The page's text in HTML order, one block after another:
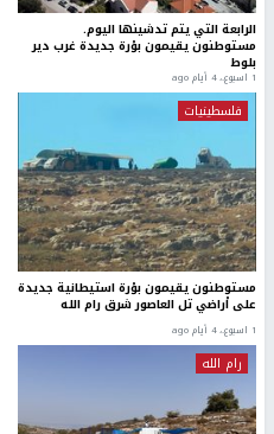
الرابعة التي يتم تدشينها اليوم.
مستوطنون يقيمون بؤرة جديدة غرب دير
بلوط
1 اسبوع.، 4 أيام ago
فلسطينيات
مستوطنون يقيمون بؤرة استيطانية جديدة
على أراضي تل العاصور شرق رام الله
1 اسبوع.، 4 أيام ago
رام الله